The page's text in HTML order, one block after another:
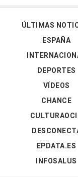
ÚLTIMAS
ESPAÑA
DEPORTES
VÍDEOS
CHANCE
EPDATA.ES
INFOSALUS